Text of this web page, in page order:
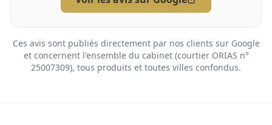
Ces avis sont publiés directement par nos clients sur Google
et concernent l'ensemble du cabinet (courtier ORIAS n°
25007309), tous produits et toutes villes confondus.